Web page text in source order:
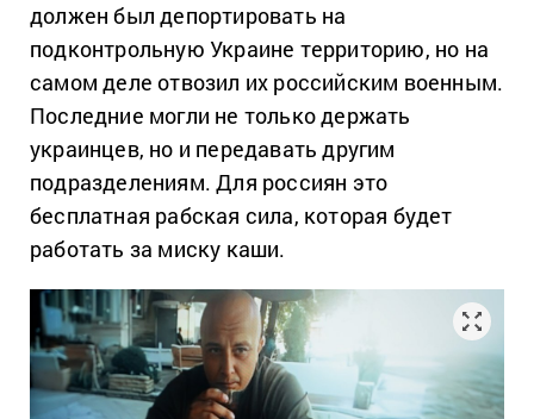
должен был депортировать на
подконтрольную Украине территорию, но на
самом деле отвозил их российским военным.
Последние могли не только держать
украинцев, но и передавать другим
подразделениям. Для россиян это
бесплатная рабская сила, которая будет
работать за миску каши.